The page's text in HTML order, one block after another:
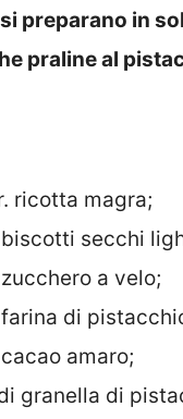
si preparano in
praline al
ricotta magra;
secchi
a velo;
di
amaro;
granella di